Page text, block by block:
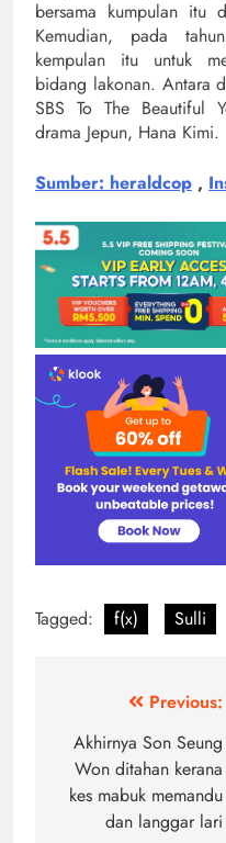
bersama kumpulan itu
Kemudian, pada
kempulan itu untuk
bidang lakonan. Antara
SBS To The Beautiful
drama Jepun, Hana Kimi.
Sumber: heraldcop ,
Tagged: f(x) Sulli
navigation
Previous:
Akhirnya Son Seung
Won ditahan kerana
kes mabuk memandu
dan langgar lari